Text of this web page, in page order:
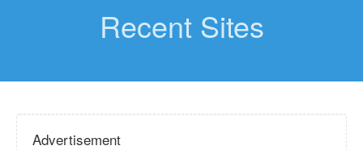
Recent Sites
Advertisement